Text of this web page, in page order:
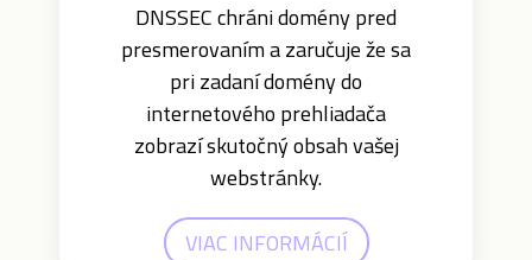
DNSSEC chráni domény pred
presmerovaním a zaručuje že sa
pri zadaní domény do
internetového prehliadača
zobrazí skutočný obsah vašej
webstránky.
VIAC INFORMÁCIÍ